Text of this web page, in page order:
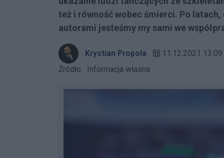
też i równość wobec śmierci. Po
autorami jesteśmy my sami we
Krystian Propola
11.12.2021 13:09
Źródło:
Informacja własna